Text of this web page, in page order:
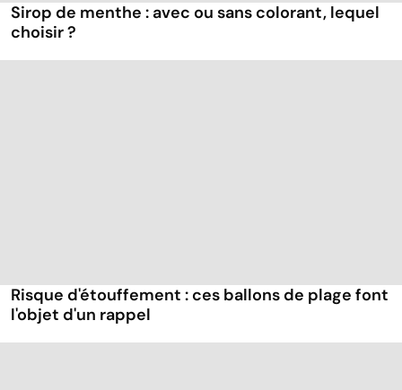
Sirop de menthe : avec ou sans colorant, lequel
choisir ?
Risque d'étouffement : ces ballons de plage font
l'objet d'un rappel